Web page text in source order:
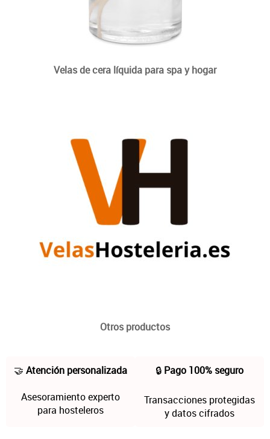
Velas de cera líquida para spa y hogar
Otros productos
🤝 Atención personalizada
Asesoramiento experto
para hosteleros
🔒 Pago 100% seguro
Transacciones protegidas
y datos cifrados